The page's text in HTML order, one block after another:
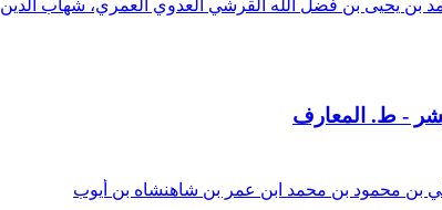
بن يحيى بن فضل الله القرشي العدوي العمري، شهاب الدين
- ط. المعارف
بن محمود بن محمد ابن عمر بن شاهنشاه بن أيوب